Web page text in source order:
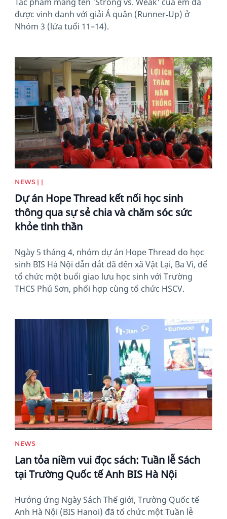
được vinh danh với giải Á quân (Runner‑Up) ở
Nhóm 3 (lứa tuổi 11–14).
News image
NEWS | |
Dự án Hope Thread kết nối học sinh
thông qua sự sẻ chia và chăm sóc sức
khỏe tinh thần
Ngày 5 tháng 4, nhóm dự án Hope Thread do học
sinh BIS Hà Nội dẫn dắt đã đến xã Vật Lại, Ba Vì, để
tổ chức một buổi giao lưu học sinh với Trường
THCS Phú Sơn, phối hợp cùng tổ chức HSCV.
NEWS
Lan tỏa niềm vui đọc sách: Tuần lễ Sách
tại Trường Quốc tế Anh BIS Hà Nội
Hưởng ứng Ngày Sách Thế giới, Trường Quốc tế
Anh Hà Nội (BIS Hanoi) đã tổ chức một Tuần lễ